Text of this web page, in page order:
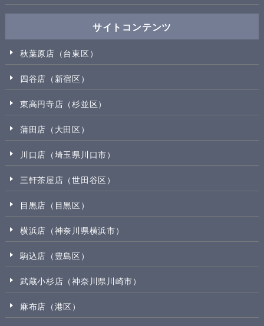
サイトコンテンツ
秋葉原店（台東区）
四谷店（新宿区）
東高円寺店（杉並区）
蒲田店（大田区）
川口店（埼玉県川口市）
三軒茶屋店（世田谷区）
目黒店（目黒区）
横浜店（神奈川県横浜市）
駒込店（豊島区）
武蔵小杉店（神奈川県川崎市）
麻布店（港区）